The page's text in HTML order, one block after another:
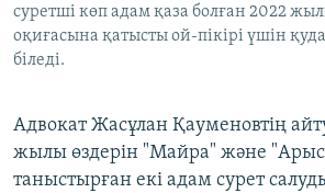
суретші көп адам қаза болған 2022
оқиғасына қатысты ой-пікірі үшін
біледі.
Адвокат Жасұлан Қауменовтің
жылы өздерін "Майра" және
таныстырған екі адам сурет